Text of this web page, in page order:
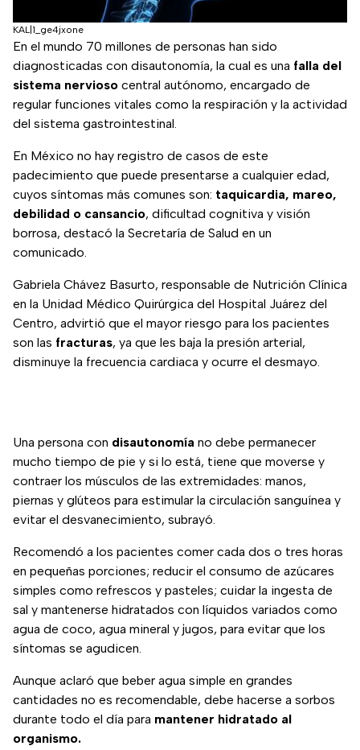
KAL|1_ge4jxone
En el mundo 70 millones de personas han sido
diagnosticadas con disautonomía, la cual es una falla del
sistema nervioso central autónomo, encargado de
regular funciones vitales como la respiración y la actividad
del sistema gastrointestinal.
En México no hay registro de casos de este
padecimiento que puede presentarse a cualquier edad,
cuyos síntomas más comunes son: taquicardia, mareo,
debilidad o cansancio, dificultad cognitiva y visión
borrosa, destacó la Secretaría de Salud en un
comunicado.
Gabriela Chávez Basurto, responsable de Nutrición Clínica
en la Unidad Médico Quirúrgica del Hospital Juárez del
Centro, advirtió que el mayor riesgo para los pacientes
son las fracturas, ya que les baja la presión arterial,
disminuye la frecuencia cardiaca y ocurre el desmayo.
Una persona con disautonomía no debe permanecer
mucho tiempo de pie y si lo está, tiene que moverse y
contraer los músculos de las extremidades: manos,
piernas y glúteos para estimular la circulación sanguínea y
evitar el desvanecimiento, subrayó.
Recomendó a los pacientes comer cada dos o tres horas
en pequeñas porciones; reducir el consumo de azúcares
simples como refrescos y pasteles; cuidar la ingesta de
sal y mantenerse hidratados con líquidos variados como
agua de coco, agua mineral y jugos, para evitar que los
síntomas se agudicen.
Aunque aclaró que beber agua simple en grandes
cantidades no es recomendable, debe hacerse a sorbos
durante todo el día para mantener hidratado al
organismo.